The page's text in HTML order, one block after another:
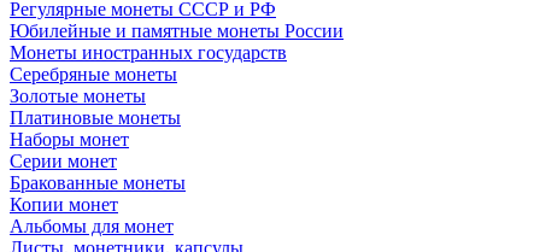
Регулярные монеты СССР и РФ
Юбилейные и памятные монеты России
Монеты иностранных государств
Серебряные монеты
Золотые монеты
Платиновые монеты
Наборы монет
Серии монет
Бракованные монеты
Копии монет
Альбомы для монет
Листы, монетники, капсулы